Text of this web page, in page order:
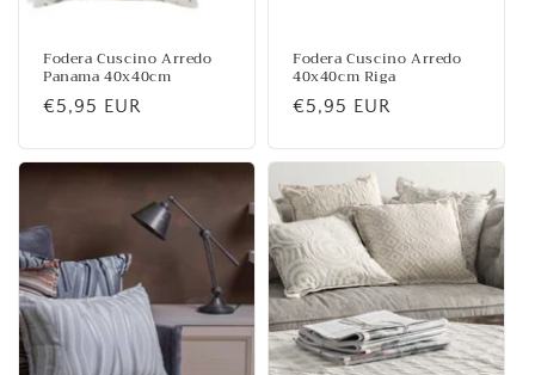
Fodera Cuscino Arredo
Panama 40x40cm
Prezzo
listino
€5,95 EUR
Fodera Cuscino Arredo
40x40cm Riga
Prezzo
listino
€5,95 EUR